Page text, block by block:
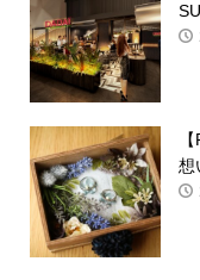
想